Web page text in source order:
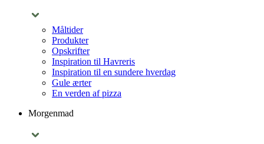
Måltider
Produkter
Opskrifter
Inspiration til Havreris
Inspiration til en sundere hverdag
Gule ærter
En verden af pizza
Morgenmad